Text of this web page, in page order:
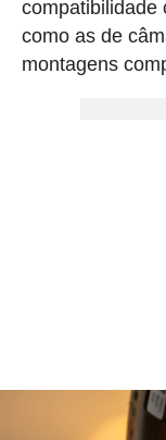
compatibilidade
como as de
montagens